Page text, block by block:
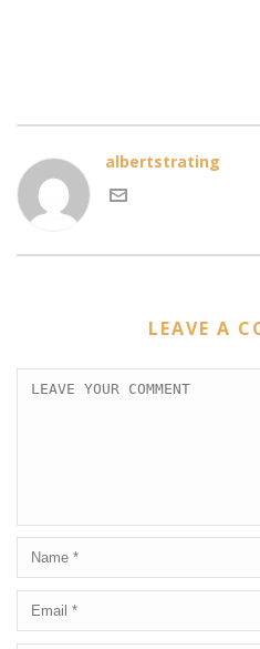
albertstrating
LEAVE A